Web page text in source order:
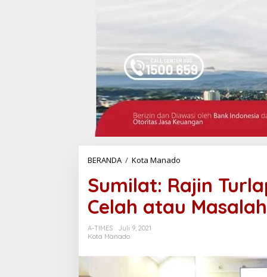
BERANDA / Kota Manado
m
i
a
a
Sumilat: Rajin
Celah atau Masalah
A-TIMES
Juli 9, 2021
Kota Manado